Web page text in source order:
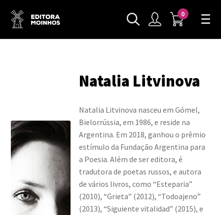
0
Natalia Litvinova
Natalia Litvinova nasceu em Gómel,
Bielorrússia, em 1986, e reside na
Argentina. Em 2018, ganhou o prêmio
estímulo da Fundação Argentina para
a Poesia. Além de ser editora, é
tradutora de poetas russos, e autora
de vários livros, como “Esteparia”
(2010), “Grieta” (2012), “Todoajeno”
(2013), “Siguiente vitalidad” (2015), e